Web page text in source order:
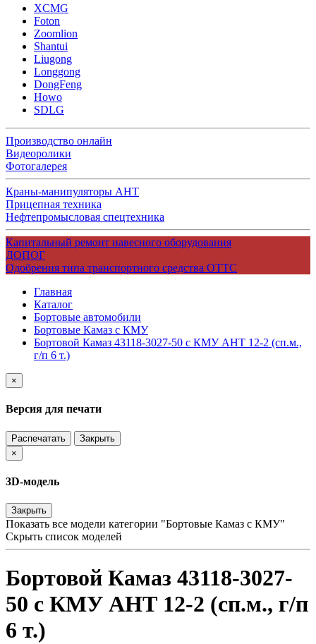
XCMG
Foton
Zoomlion
Shantui
Liugong
Longgong
DongFeng
Howo
SDLG
Производство онлайн
Видеоролики
Фотогалерея
Краны-манипуляторы АНТ
Прицепная техника
Нефтепромысловая спецтехника
Капитальный ремонт навесного оборудования
ДОПОГ
Одобрения типа транспортного средства ОТТС
Главная
Каталог
Бортовые автомобили
Бортовые Камаз с КМУ
Бортовой Камаз 43118-3027-50 с КМУ АНТ 12-2 (сп.м.,
г/п 6 т.)
×
Версия для печати
Распечатать
Закрыть
×
3D-модель
Закрыть
Показать все модели категории "Бортовые Камаз с КМУ"
Скрыть список моделей
Бортовой Камаз 43118-3027-
50 с КМУ АНТ 12-2 (сп.м., г/п
6 т.)